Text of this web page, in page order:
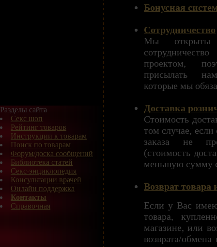
Разделы сайта
Секс шоп
Рейтинг товаров
Инструкции к товарам
Поиск по товарам
Форум/доска сообщений
Библиотека статей
Секс-энциклопедия
Консультации врачей
Онлайн поддержка
Контакты
Справочная
Бонусная
Сотрудничество
Мы открыты
проектом,
присылать
которые мы
Доставка
Стоимость
том случае,
заказа не
(стоимость
меньшую сумму
Возврат товара
Если у Вас
товара,
магазине, или
возврата/